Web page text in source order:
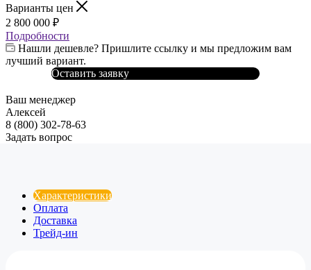
Варианты цен
2 800 000 ₽
Подробности
Нашли дешевле? Пришлите ссылку и мы предложим вам
лучший вариант.
Оставить заявку
Ваш менеджер
Алексей
8 (800) 302-78-63
Задать вопрос
Характеристики
Оплата
Доставка
Трейд-ин